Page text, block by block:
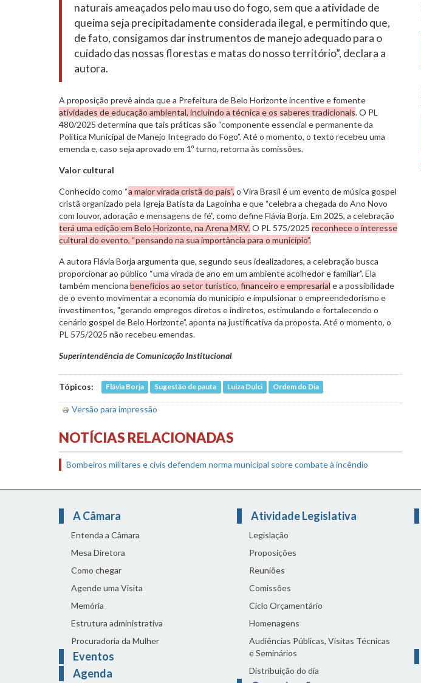
naturais ameaçados pelo mau uso do fogo, sem que a atividade de
queima seja precipitadamente considerada ilegal, e permitindo que,
de fato, consigamos dar instrumentos de manejo adequado para o
cuidado das nossas florestas e matas do nosso território”, declara a
autora.
A proposição prevê ainda que a Prefeitura de Belo Horizonte incentive e fomente
atividades de educação ambiental, incluindo a técnica e os saberes tradicionais. O PL
480/2025 determina que tais práticas são “componente essencial e permanente da
Política Municipal de Manejo Integrado do Fogo”. Até o momento, o texto recebeu uma
emenda e, caso seja aprovado em 1º turno, retorna às comissões.
Valor cultural
Conhecido como “a maior virada cristã do país”, o Vira Brasil é um evento de música gospel
cristã organizado pela Igreja Batista da Lagoinha e que “celebra a chegada do Ano Novo
com louvor, adoração e mensagens de fé”, como define Flávia Borja. Em 2025, a celebração
terá uma edição em Belo Horizonte, na Arena MRV.O PL 575/2025 reconhece o interesse
cultural do evento, “pensando na sua importância para o município”.
A autora Flávia Borja argumenta que, segundo seus idealizadores, a celebração busca
proporcionar ao público “uma virada de ano em um ambiente acolhedor e familiar”. Ela
também menciona benefícios ao setor turístico, financeiro e empresarial e a possibilidade
de o evento movimentar a economia do município e impulsionar o empreendedorismo e
investimentos, "gerando empregos diretos e indiretos, estimulando e fortalecendo o
cenário gospel de Belo Horizonte”, aponta na justificativa da proposta. Até o momento, o
PL 575/2025 não recebeu emendas.
Superintendência de Comunicação Institucional
Tópicos: Flávia Borja Sugestão de pauta Luiza Dulci Ordem do Dia
Versão para impressão
NOTÍCIAS RELACIONADAS
Bombeiros militares e civis defendem norma municipal sobre combate à incêndio
A Câmara
Entenda a Câmara
Mesa Diretora
Como chegar
Agende uma Visita
Memória
Estrutura administrativa
Procuradoria da Mulher
Eventos
Agenda
Atividade Legislativa
Legislação
Proposições
Reuniões
Comissões
Ciclo Orçamentário
Homenagens
Audiências Públicas, Visitas Técnicas
e Seminários
Distribuição do dia